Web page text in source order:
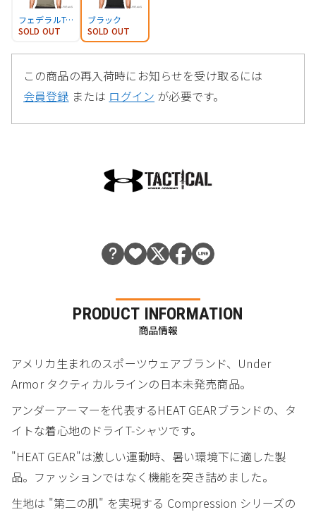
フェデラルTAN
SOLD OUT
ブラック
SOLD OUT
この商品の再入荷時にお知らせを受け取るには
会員登録 または ログイン が必要です。
PRODUCT INFORMATION
商品情報
アメリカ生まれのスポーツウェアブランド、Under
Armor タクティカルラインの日本未発売商品。
アンダーアーマーを代表するHEAT GEARブランドの、タ
イトな着心地のドライT-シャツです。
"HEAT GEAR"は激しい運動時、暑い環境下に適した製
品。ファッションではなく機能を突き詰めました。
生地は "第二の肌" を実現する Compression シリーズの